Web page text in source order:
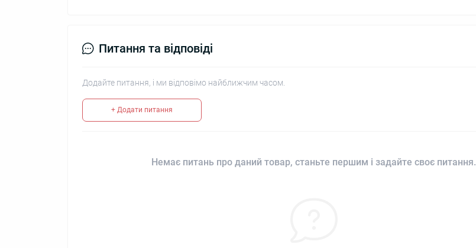
Питання та відповіді
Додайте питання, і ми відповімо найближчим часом.
+ Додати питання
Немає питань про даний товар, станьте першим і задайте своє питання.